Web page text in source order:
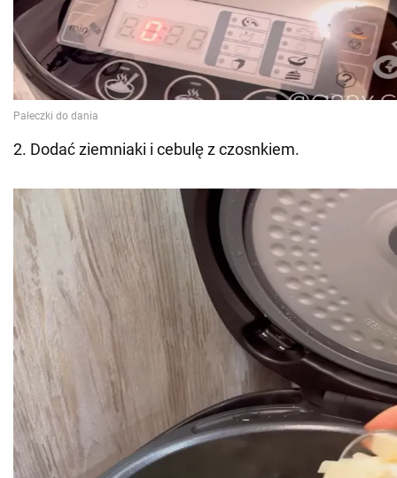
2. Dodać ziemniaki i cebulę z czosnkiem.